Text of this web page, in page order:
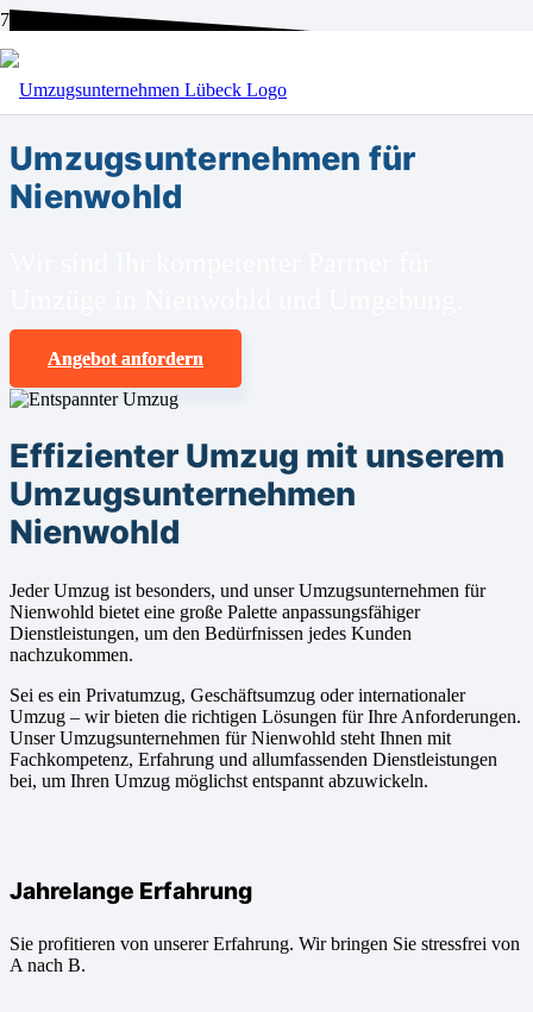
BEI UNS SIND SIE RICHTIG!
Umzugsunternehmen für
Nienwohld
Angebot anfordern
Effizienter Umzug mit unserem
Umzugsunternehmen
Nienwohld
Jeder Umzug ist besonders, und unser Umzugsunternehmen für
Nienwohld bietet eine große Palette anpassungsfähiger
Dienstleistungen, um den Bedürfnissen jedes Kunden
nachzukommen.
Sei es ein Privatumzug, Geschäftsumzug oder internationaler
Umzug – wir bieten die richtigen Lösungen für Ihre Anforderungen.
Unser Umzugsunternehmen für Nienwohld steht Ihnen mit
Fachkompetenz, Erfahrung und allumfassenden Dienstleistungen
bei, um Ihren Umzug möglichst entspannt abzuwickeln.
Jahrelange Erfahrung
Sie profitieren von unserer Erfahrung. Wir bringen Sie stressfrei von
A nach B.